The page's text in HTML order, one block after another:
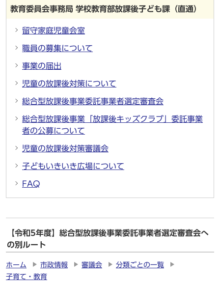
教育委員会事務局 学校教育部放課後子ども課（直通）
留守家庭児童会室
職員の募集について
事業の届出
児童の放課後対策について
総合型放課後事業委託事業者選定審査会
総合型放課後事業「放課後キッズクラブ」委託事業
者の公募について
児童の放課後対策審議会
子どもいきいき広場について
FAQ
【令和5年度】総合型放課後事業委託事業者選定審査会へ
の別ルート
ホーム 市政情報 審議会
分類ごとの一覧
子育て・教育